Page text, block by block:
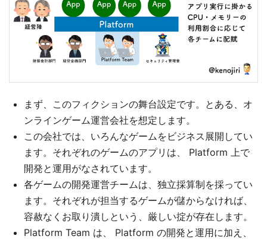
まず、このフィクションの舞台設定です。とある、オ
ンラインゲーム運営会社を想定します。
この会社では、いろんなゲームをビジネス展開してい
ます。それぞれのゲームのアプリは、 Platform 上で
開発と運用がなされています。
各ゲームの開発運営チームは、独立採算制を採ってい
ます。それぞれが担当するゲームが儲からなければ、
容赦なくお取り潰しという、厳しい掟が存在します。
Platform Team は、 Platform の開発と運用に加え、